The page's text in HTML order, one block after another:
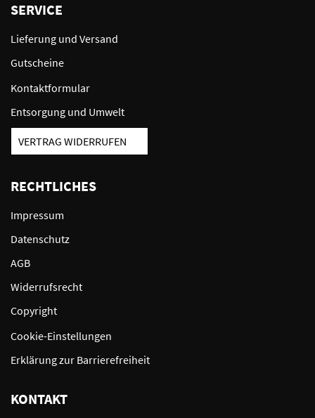
SERVICE
Lieferung und Versand
Gutscheine
Kontaktformular
Entsorgung und Umwelt
VERTRAG WIDERRUFEN
RECHTLICHES
Impressum
Datenschutz
AGB
Widerrufsrecht
Copyright
Cookie-Einstellungen
Erklärung zur Barrierefreiheit
KONTAKT